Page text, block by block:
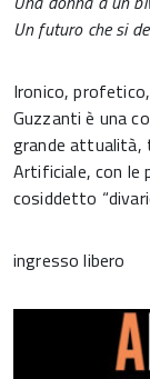
Un futuro che si
Ironico,
Guzzanti è una
grande attualità,
Artificiale, con le
cosiddetto
ingresso libero